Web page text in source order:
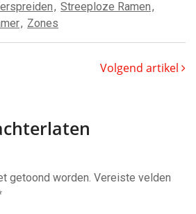
, Streeploze Ramen,
, Zones
Volgend artikel
getoond worden. Vereiste velden